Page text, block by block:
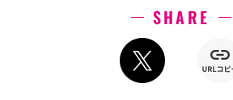
SHARE